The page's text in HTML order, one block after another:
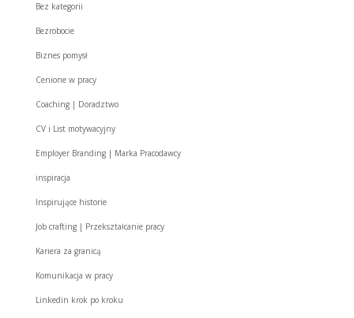
Bez kategorii
Bezrobocie
Biznes pomysł
Cenione w pracy
Coaching | Doradztwo
CV i List motywacyjny
Employer Branding | Marka Pracodawcy
inspiracja
Inspirujące historie
Job crafting | Przekształcanie pracy
Kariera za granicą
Komunikacja w pracy
Linkedin krok po kroku